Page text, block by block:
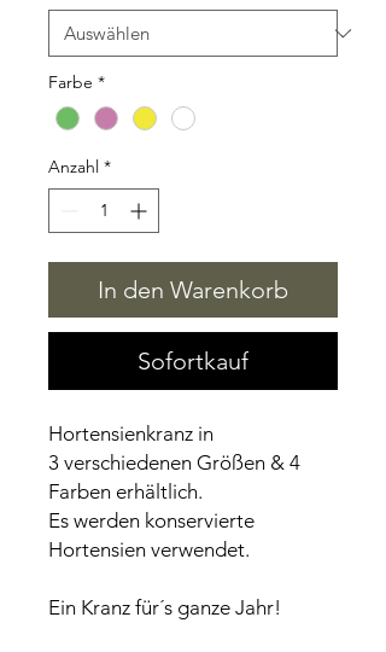
Farbe *
Anzahl *
In den Warenkorb
Sofortkauf
Hortensienkranz in
3 verschiedenen Größen & 4
Farben erhältlich.
Es werden konservierte
Hortensien verwendet.
Ein Kranz für´s ganze Jahr!